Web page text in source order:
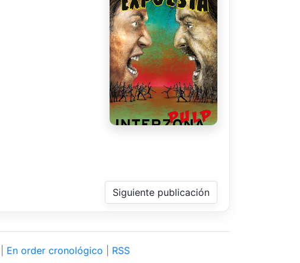
Siguiente publicación
En order cronológico RSS